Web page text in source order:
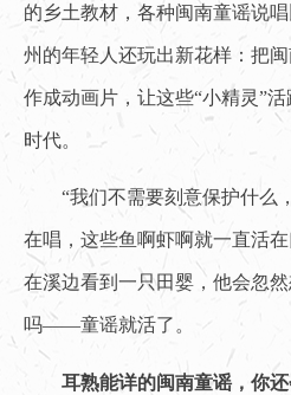
的乡土教材，各种闽南童谣说
州的年轻人还玩出新花样：把
作成动画片，让这些“小精灵”
时代。
“我们不需要刻意保护什么
在唱，这些鱼啊虾啊就一直活
在溪边看到一只田婴，他会忽
吗——童谣就活了。
耳熟能详的闽南童谣，你还